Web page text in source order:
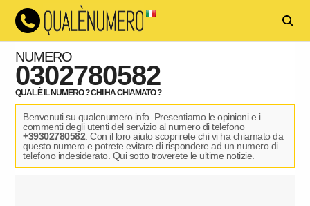
NUMERO
0302780582
QUAL È IL NUMERO ? CHI HA CHIAMATO ?
Benvenuti su qualenumero.info. Presentiamo le opinioni e i
commenti degli utenti del servizio al numero di telefono
+39302780582 . Con il loro aiuto scoprirete chi vi ha chiamato da
questo numero e potrete evitare di rispondere ad un numero di
telefono indesiderato. Qui sotto troverete le ultime notizie.